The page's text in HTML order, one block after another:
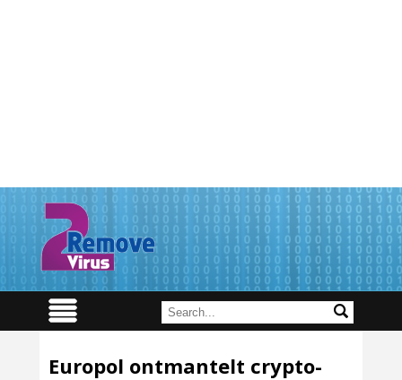
Europol ontmantelt crypto-